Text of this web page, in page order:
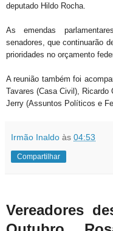
deputado Hildo Rocha.
As emendas
senadores, que continuarão
prioridades no orçamento
A reunião também foi
Tavares (Casa Civil),
Jerry (Assuntos Políticos e
Irmão Inaldo às 04:53
Compartilhar
Vereadores